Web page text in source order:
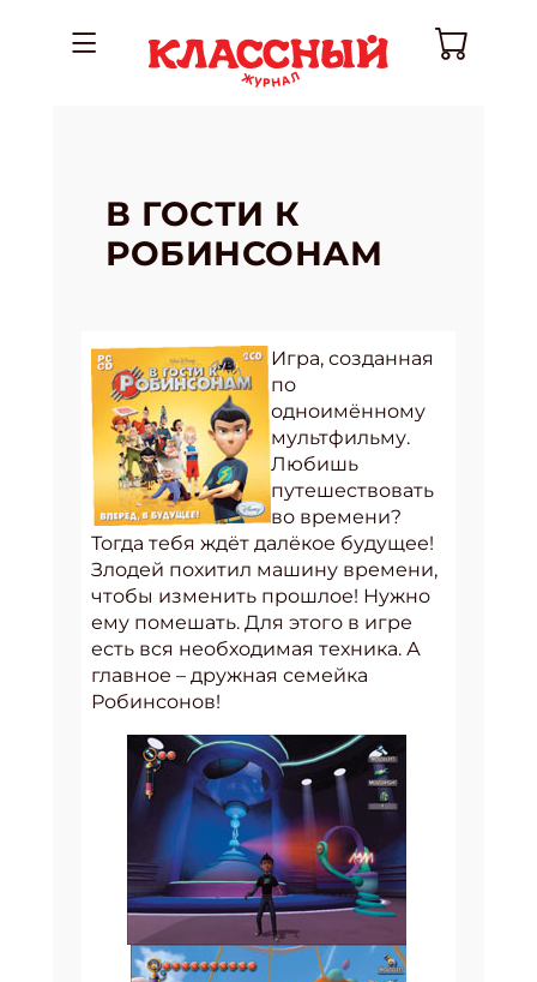
В ГОСТИ К
РОБИНСОНАМ
Игра, созданная
по
одноимённому
мультфильму.
Любишь
путешествовать
во времени?
Тогда тебя ждёт далёкое будущее!
Злодей похитил машину времени,
чтобы изменить прошлое! Нужно
ему помешать. Для этого в игре
есть вся необходимая техника. А
главное – дружная семейка
Робинсонов!